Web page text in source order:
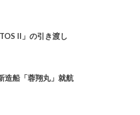
II」の引き渡し
造船「蓉翔丸」就航